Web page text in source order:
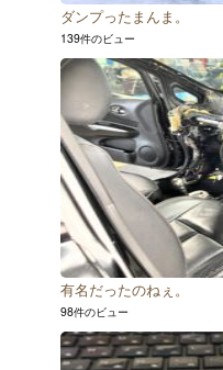
ダンプったまんま。
139件のビュー
有名だったのねぇ。
98件のビュー